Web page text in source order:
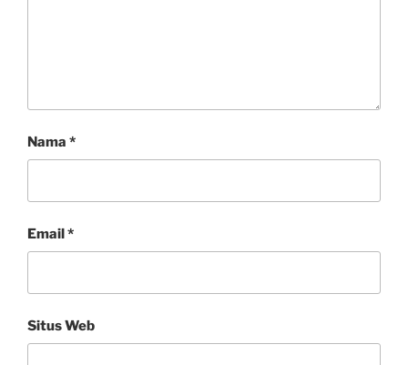
Nama *
Email*
Situs Web